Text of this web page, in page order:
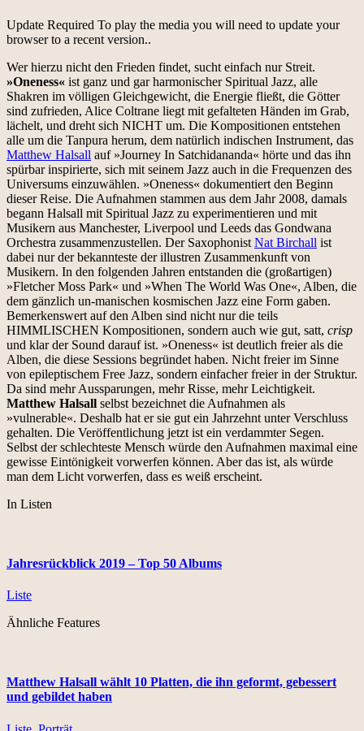
Update Required To play the media you will need to update your
browser to a recent version..
Wer hierzu nicht den Frieden findet, sucht einfach nur Streit.
»Oneness« ist ganz und gar harmonischer Spiritual Jazz, alle
Shakren im völligen Gleichgewicht, die Energie fließt, die Götter
sind zufrieden, Alice Coltrane liegt mit gefalteten Händen im Grab,
lächelt, und dreht sich NICHT um. Die Kompositionen entstehen
alle um die Tanpura herum, dem natürlich indischen Instrument, das
Matthew Halsall auf »Journey In Satchidananda« hörte und das ihn
spürbar inspirierte, sich mit seinem Jazz auch in die Frequenzen des
Universums einzuwählen. »Oneness« dokumentiert den Beginn
dieser Reise. Die Aufnahmen stammen aus dem Jahr 2008, damals
begann Halsall mit Spiritual Jazz zu experimentieren und mit
Musikern aus Manchester, Liverpool und Leeds das Gondwana
Orchestra zusammenzustellen. Der Saxophonist Nat Birchall ist
dabei nur der bekannteste der illustren Zusammenkunft von
Musikern. In den folgenden Jahren entstanden die (großartigen)
»Fletcher Moss Park« und »When The World Was One«, Alben, die
dem gänzlich un-manischen kosmischen Jazz eine Form gaben.
Bemerkenswert auf den Alben sind nicht nur die teils
HIMMLISCHEN Kompositionen, sondern auch wie gut, satt, crisp
und klar der Sound darauf ist. »Oneness« ist deutlich freier als die
Alben, die diese Sessions begründet haben. Nicht freier im Sinne
von epileptischem Free Jazz, sondern einfacher freier in der Struktur.
Da sind mehr Aussparungen, mehr Risse, mehr Leichtigkeit.
Matthew Halsall selbst bezeichnet die Aufnahmen als
»vulnerable«. Deshalb hat er sie gut ein Jahrzehnt unter Verschluss
gehalten. Die Veröffentlichung jetzt ist ein verdammter Segen.
Selbst der schlechteste Mensch würde den Aufnahmen maximal eine
gewisse Eintönigkeit vorwerfen können. Aber das ist, als würde
man dem Licht vorwerfen, dass es weiß erscheint.
In Listen
Jahresrückblick 2019 – Top 50 Albums
Liste
Ähnliche Features
Matthew Halsall wählt 10 Platten, die ihn geformt, gebessert
und gebildet haben